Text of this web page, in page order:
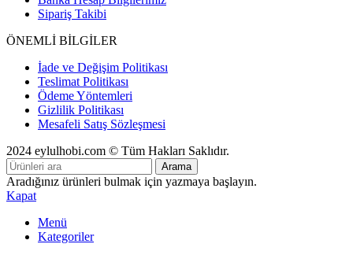
Sipariş Takibi
ÖNEMLİ BİLGİLER
İade ve Değişim Politikası
Teslimat Politikası
Ödeme Yöntemleri
Gizlilik Politikası
Mesafeli Satış Sözleşmesi
2024 eylulhobi.com © Tüm Hakları Saklıdır.
Arama
Aradığınız ürünleri bulmak için yazmaya başlayın.
Kapat
Menü
Kategoriler